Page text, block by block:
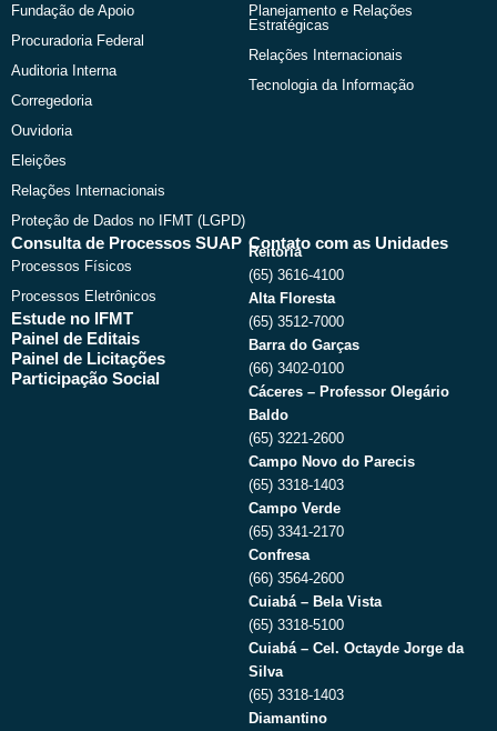
Fundação de Apoio
Procuradoria Federal
Auditoria Interna
Corregedoria
Ouvidoria
Eleições
Relações Internacionais
Proteção de Dados no IFMT (LGPD)
Planejamento e Relações
Estratégicas
Relações Internacionais
Tecnologia da Informação
Consulta de Processos SUAP
Processos Físicos
Processos Eletrônicos
Estude no IFMT
Painel de Editais
Painel de Licitações
Participação Social
Contato com as Unidades
Reitoria
(65) 3616-4100
Alta Floresta
(65) 3512-7000
Barra do Garças
(66) 3402-0100
Cáceres – Professor Olegário
Baldo
(65) 3221-2600
Campo Novo do Parecis
(65) 3318-1403
Campo Verde
(65) 3341-2170
Confresa
(66) 3564-2600
Cuiabá – Bela Vista
(65) 3318-5100
Cuiabá – Cel. Octayde Jorge da
Silva
(65) 3318-1403
Diamantino